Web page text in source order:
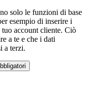
solo le funzioni di base
esempio di inserire i
account cliente. Ciò
a te e che i dati
a terzi.